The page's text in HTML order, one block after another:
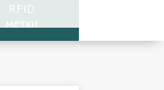
RFID
метки